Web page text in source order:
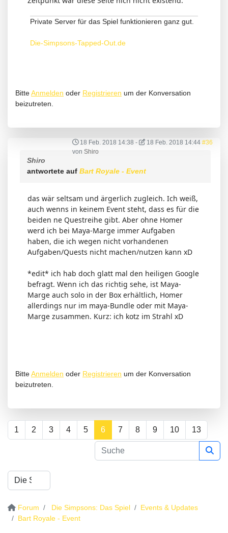
Private Server für das Spiel funktionieren ganz gut.
Die-Simpsons-Tapped-Out.de
BitteAnmelden oder Registrieren um der Konversation
beizutreten.
18 Feb. 2018 14:38 - 18 Feb. 2018 14:44 #36
von Shiro
Shiro
antwortete auf Bart Royale - Event
das wär seltsam und ärgerlich zugleich. Ich weiß,
auch wenns in keinem Event steht, dass es für die
beiden ne Questreihe gibt. Aber ohne Homer
werd ich bei Maya-Marge immer Aufgaben
haben, die ich wegen nicht vorhandenen
Aufgaben/Quests nicht machen/nutzen kann xD
*edit* ich hab doch glatt mal den heiligen Google
befragt. Wenn ich das richtig sehe, ist Maya-
Marge auch solo in der Box erhältlich, Homer
allerdings nur im maya-Bundle oder mit Maya-
Marge zusammen. Kurz: ich kotz im Strahl xD
BitteAnmelden oder Registrieren um der Konversation
beizutreten.
1 2 3 4 5 6 7 8 9 10 13
Forum Die Simpsons: Das Spiel
Events & Updates
Bart Royale - Event